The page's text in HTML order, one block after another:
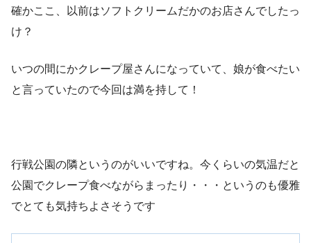
確かここ、以前はソフトクリームだかのお店さんでしたっ
け？
いつの間にかクレープ屋さんになっていて、娘が食べたい
と言っていたので今回は満を持して！
行戦公園の隣というのがいいですね。今くらいの気温だと
公園でクレープ食べながらまったり・・・というのも優雅
でとても気持ちよさそうです